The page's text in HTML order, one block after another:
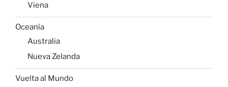
Viena
Oceanía
Australia
Nueva Zelanda
Vuelta al Mundo